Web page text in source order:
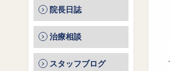
院長日誌
治療相談
スタッフブログ